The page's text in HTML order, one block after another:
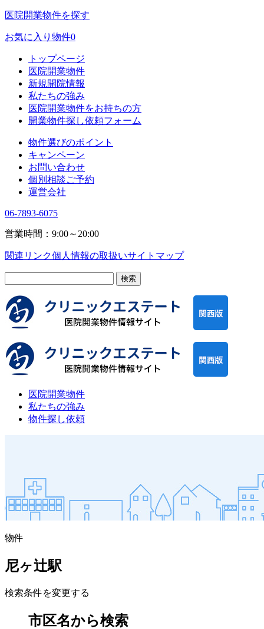
医院開業物件を探す
お気に入り物件0
トップページ
医院開業物件
新規開院情報
私たちの強み
医院開業物件をお持ちの方
開業物件探し依頼フォーム
物件選びのポイント
キャンペーン
お問い合わせ
個別相談ご予約
運営会社
06-7893-6075
営業時間：9:00～20:00
関連リンク個人情報の取扱いサイトマップ
医院開業物件
私たちの強み
物件探し依頼
物件
尼ヶ辻駅
検索条件を変更する
市区名から検索